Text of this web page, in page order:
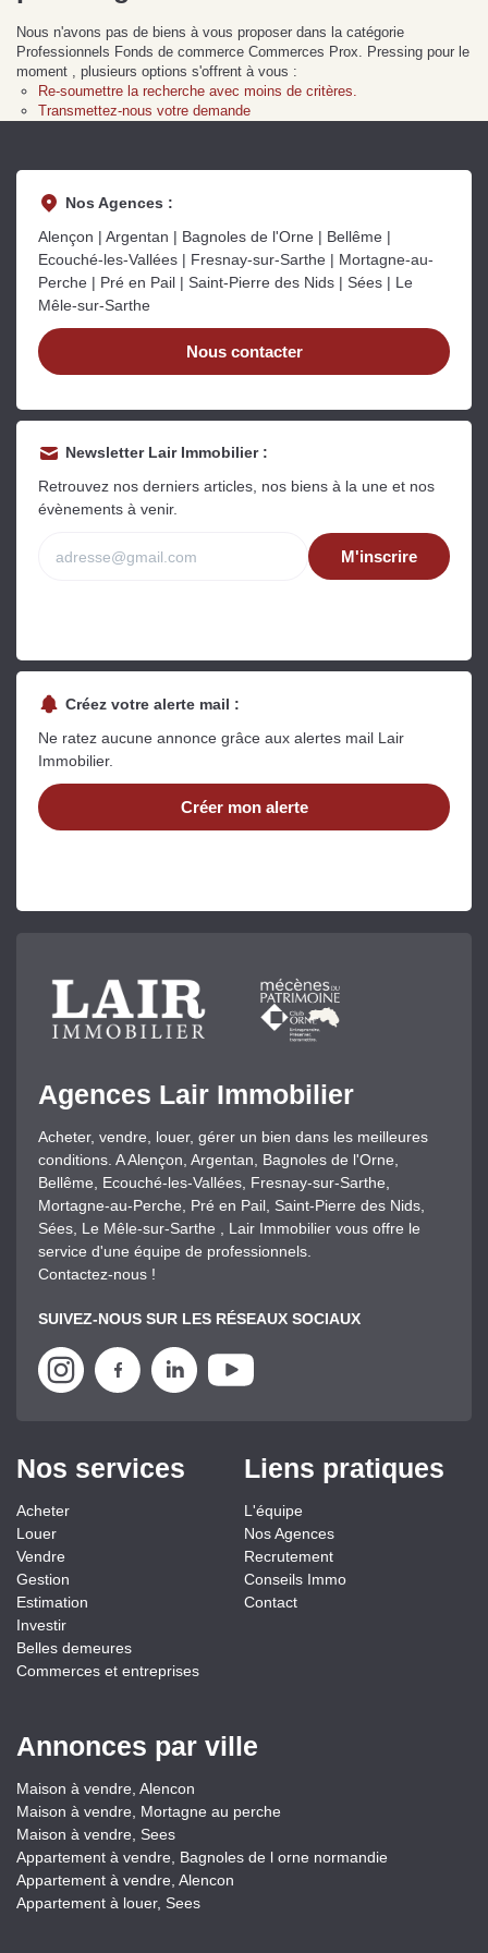
vente
Lire la suite
conséquences ?
Lire la suite
Estimez votre bien en ligne.
Rapide et gratuit, recevez votre estimation
en quelques clics.
Estimer mon bien maintenant
Nous n'avons pas de biens à vous proposer dans la catégorie
Professionnels Fonds de commerce Commerces Prox. Pressing pour le
moment , plusieurs options s'offrent à vous :
Re-soumettre la recherche avec moins de critères.
Transmettez-nous votre demande
Nos Agences :
Alençon | Argentan | Bagnoles de l'Orne | Bellême |
Ecouché-les-Vallées | Fresnay-sur-Sarthe | Mortagne-au-
Perche | Pré en Pail | Saint-Pierre des Nids | Sées | Le
Mêle-sur-Sarthe
Nous contacter
Newsletter Lair Immobilier :
Retrouvez nos derniers articles, nos biens à la une et nos
évènements à venir.
M'inscrire
Créez votre alerte mail :
Ne ratez aucune annonce grâce aux alertes mail Lair
Immobilier.
Créer mon alerte
Agences Lair Immobilier
Acheter, vendre, louer, gérer un bien dans les meilleures
conditions. A Alençon, Argentan, Bagnoles de l'Orne,
Bellême, Ecouché-les-Vallées, Fresnay-sur-Sarthe,
Mortagne-au-Perche, Pré en Pail, Saint-Pierre des Nids,
Sées, Le Mêle-sur-Sarthe , Lair Immobilier vous offre le
service d'une équipe de professionnels.
Contactez-nous !
SUIVEZ-NOUS SUR LES RÉSEAUX SOCIAUX
Nos services
Acheter
Louer
Vendre
Gestion
Estimation
Investir
Belles demeures
Commerces et entreprises
Liens pratiques
L'équipe
Nos Agences
Recrutement
Conseils Immo
Contact
Annonces par ville
Maison à vendre, Alencon
Maison à vendre, Mortagne au perche
Maison à vendre, Sees
Appartement à vendre, Bagnoles de l orne normandie
Appartement à vendre, Alencon
Appartement à louer, Sees